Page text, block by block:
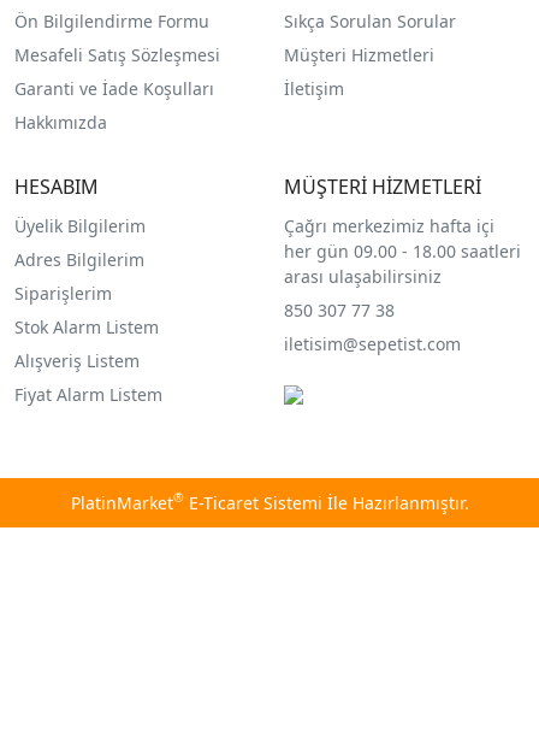
Ön Bilgilendirme Formu
Mesafeli Satış Sözleşmesi
Garanti ve İade Koşulları
Hakkımızda
Sıkça Sorulan Sorular
Müşteri Hizmetleri
İletişim
HESABIM
Üyelik Bilgilerim
Adres Bilgilerim
Siparişlerim
Stok Alarm Listem
Alışveriş Listem
Fiyat Alarm Listem
MÜŞTERİ HİZMETLERİ
Çağrı merkezimiz hafta içi
her gün 09.00 - 18.00 saatleri
arası ulaşabilirsiniz
850 307 77 38
iletisim@sepetist.com
PlatinMarket®E-Ticaret Sistemi İle Hazırlanmıştır.